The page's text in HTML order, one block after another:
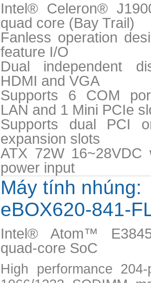
Intel® Celeron®
quad core (Bay Trail)
Fanless operation
feature I/O
Dual independent
HDMI and VGA
Supports 6 COM
LAN and 1 Mini PCIe
Supports dual PCI
expansion slots
ATX 72W 16~28VDC
power input
Máy tính nhúng:
eBOX620-841-
Intel® Atom™
quad-core SoC
High performance